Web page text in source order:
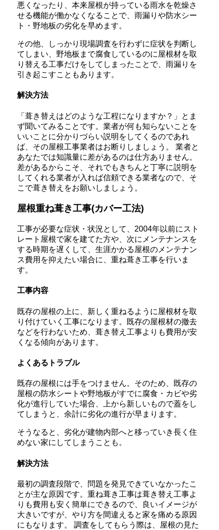
悪くなったり、本来屋根が持っている雨水を乾燥さ
せる機能が働かなくなることで、雨漏りや防水シー
ト・野地板の劣化を早めます。
その他、しっかり現場調査を行わずに症状を判断し
てしまい、野地板まで腐食しているのに屋根材を取
り替える工事だけをしてしまったことで、雨漏りを
引き起こすこともあります。
解決方法
「葺き替えはどのような工程になりますか？」とま
ず聞いてみることです。業者が何も知らないことを
いいことに分かりづらい説明をしてくるのであれ
ば、その屋根工事業者はお断りしましょう。 業者と
あなたでは知識量に差があるのは仕方ありません。
差があるからこそ、それでもきちんと丁寧に説明を
してくれる業者が入れば信頼できる業者なので、そ
こで葺き替えをお願いしましょう。
屋根重ね葺き工事(カバー工法)
工事が必要な症状・状況として、2004年以前にスト
レート屋根で家を建てた方や、次にメンテナンスを
する時期を遅くして、生涯かかる屋根のメンテナン
ス費用を抑えたい場合に、重ね葺き工事を行いま
す。
工事内容
既存の屋根の上に、新しく重ねるように屋根材を取
り付けていく工事になります。既存の屋根材の撤去
などを行わないため、葺き替え工事よりも費用が安
くなる傾向があります。
よくあるトラブル
既存の屋根には手をつけません。そのため、既存の
屋根の防水シートや野地板がすでに腐食・カビや劣
化が進行していた場合、上から新しいもので蓋をし
てしまうと、余計に劣化の進行が早まります。
そうなると、劣化が建物内部へと移っていき長く住
めない家にしてしまうことも。
解決方法
最初の調査段階で、問題を発見できていなかったこ
とが主な原因です。重ね葺き工事は葺き替え工事よ
りも費用も安く簡単にできるので、良いイメージが
大きいですが、やり方を間違えると家を痛める原因
にもなります。 調査をしてもらう際は、屋根の見た